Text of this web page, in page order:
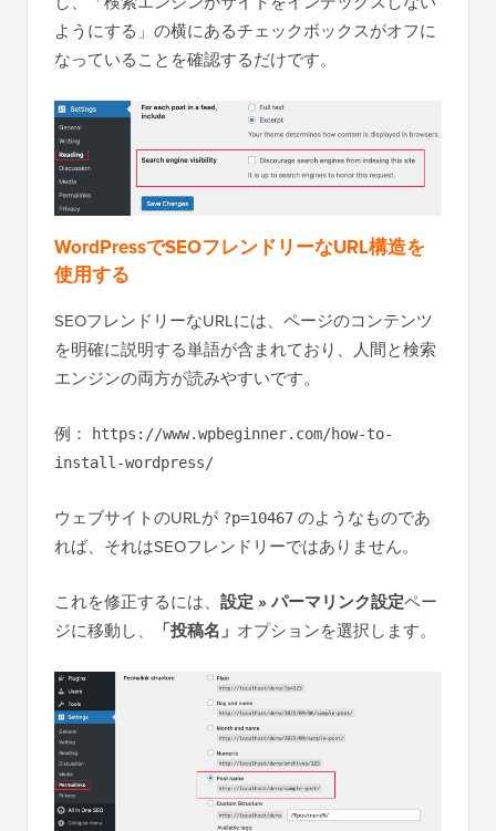
ようにする」の横にあるチェックボックスがオフに
なっていることを確認するだけです。
WordPressでSEOフレンドリーなURL構造を
使用する
SEOフレンドリーなURLには、ページのコンテンツ
を明確に説明する単語が含まれており、人間と検索
エンジンの両方が読みやすいです。
例：
https://www.wpbeginner.com/how-to-
install-wordpress/
ウェブサイトのURLが ?p=10467 のようなものであ
れば、それはSEOフレンドリーではありません。
これを修正するには、 設定 » パーマリンク設定ペー
ジに移動し、
「投稿名」 オプションを選択します。